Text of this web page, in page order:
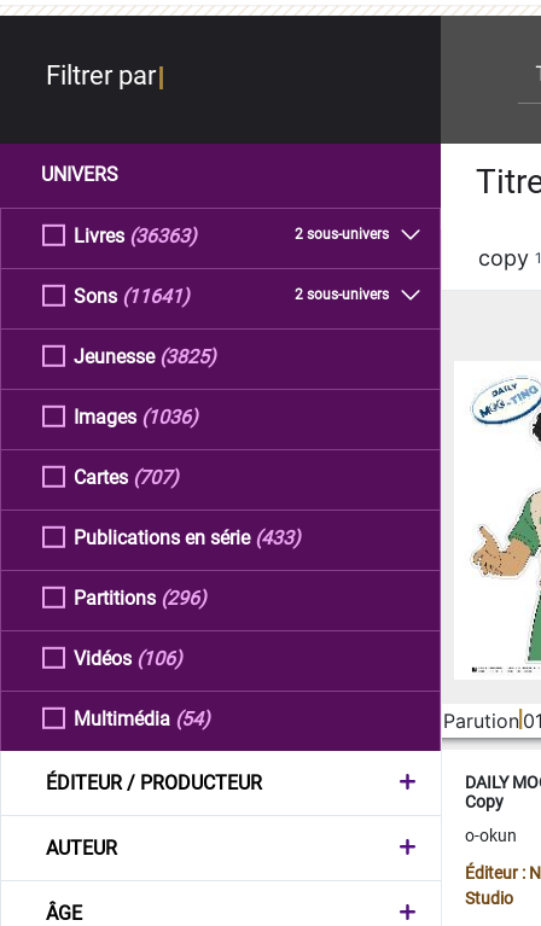
Filtrer par
UNIVERS
Livres 2 sous-univers
(36363)
Sons 2 sous-univers
(11641)
Jeunesse (3825)
Images (1036)
Cartes (707)
Publications en série (433)
Partitions (296)
Vidéos (106)
Multimédia (54)
ÉDITEUR / PRODUCTEUR
AUTEUR
ÂGE
copy
Parution
DAILY
Copy
o-okun
Éditeur :
Studio